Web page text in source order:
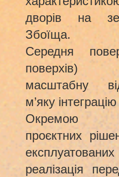
дворів на
Збоїща.
Середня
поверхів)
масштабну
м’яку
Окремою
проєктних
реалізація